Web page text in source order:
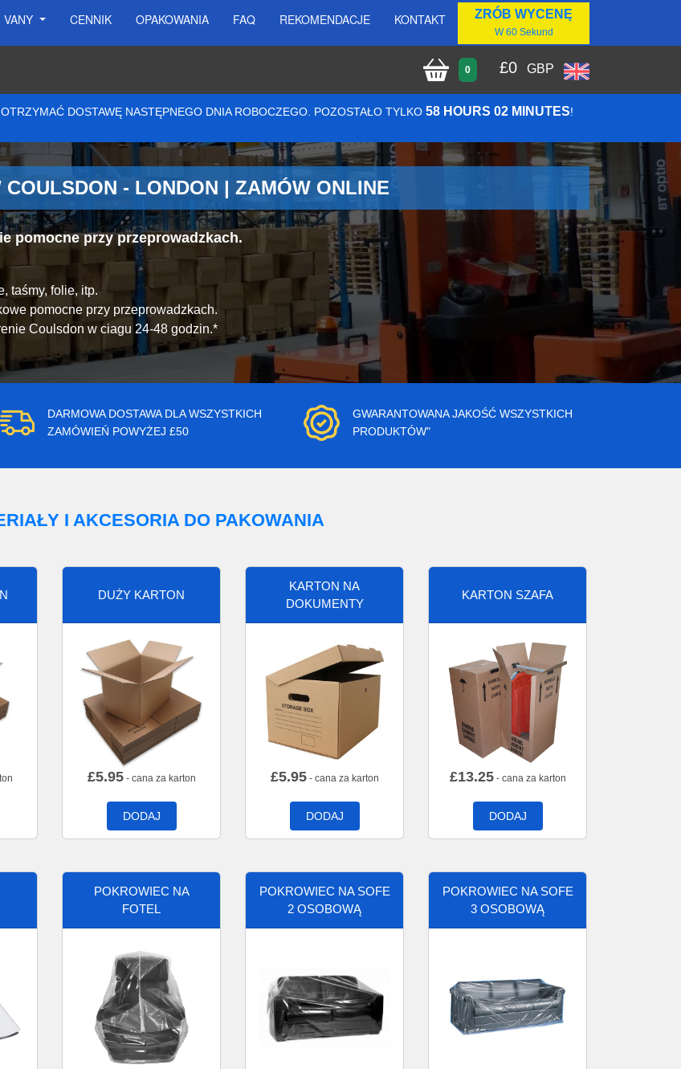
VANY CENNIK OPAKOWANIA FAQ REKOMENDACJE KONTAKT ZRÓB WYCENĘ
W 60 Sekund
0 £0 GBP
DOSTAWĘ NASTĘPNEGO DNIA ROBOCZEGO. POZOSTAŁO TYLKO 58 HOURS 02 MINUTES!
- LONDON | ZAMÓW ONLINE
pomocne przy przeprowadzkach.
taśmy, folie, itp.
pomocne przy przeprowadzkach.
Coulsdon w ciagu 24-48 godzin.*
DARMOWA DOSTAWA DLA WSZYSTKICH
ZAMÓWIEŃ POWYŻEJ £50
GWARANTOWANA JAKOŚĆ WSZYSTKICH
PRODUKTÓW"
I AKCESORIA DO PAKOWANIA
DUŻY KARTON
£5.95- cana za karton
DODAJ
KARTON NA
DOKUMENTY
£5.95- cana za karton
DODAJ
KARTON SZAFA
£13.25- cana za karton
DODAJ
POKROWIEC NA
FOTEL
POKROWIEC NA SOFE
2 OSOBOWĄ
POKROWIEC NA SOFE
3 OSOBOWĄ